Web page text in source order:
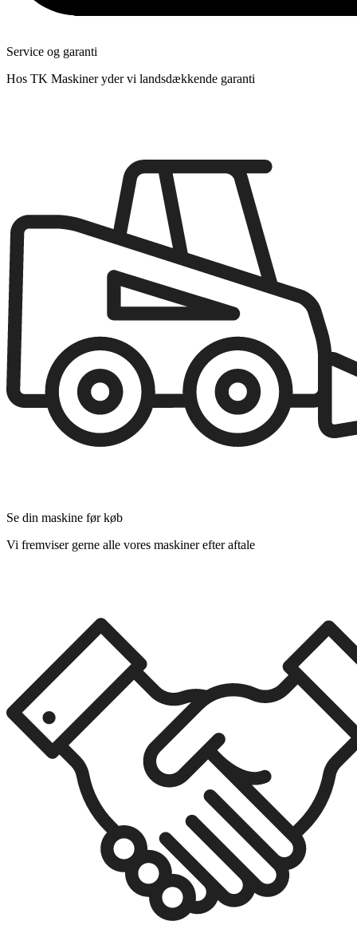
Service og garanti
Hos TK Maskiner yder vi landsdækkende garanti
Se din maskine før køb
Vi fremviser gerne alle vores maskiner efter aftale